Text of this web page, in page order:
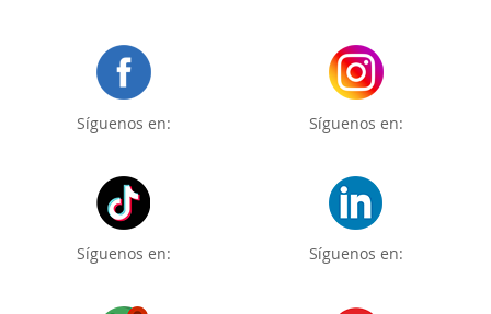
Síguenos en: Síguenos en:
Síguenos en: Síguenos en: